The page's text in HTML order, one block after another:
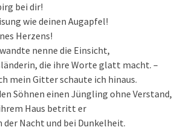
bei dir!
wie deinen Augapfel!
Herzens!
nenne die Einsicht,
die ihre Worte glatt macht. –
mein Gitter schaute ich hinaus.
Söhnen einen Jüngling ohne Verstand,
Haus betritt er
der Nacht und bei Dunkelheit.